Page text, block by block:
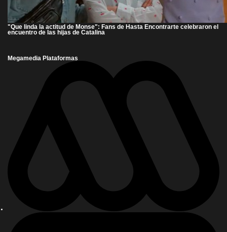
"Que linda la actitud de Monse": Fans de Hasta Encontrarte celebraron el
encuentro de las hijas de Catalina
Megamedia Plataformas